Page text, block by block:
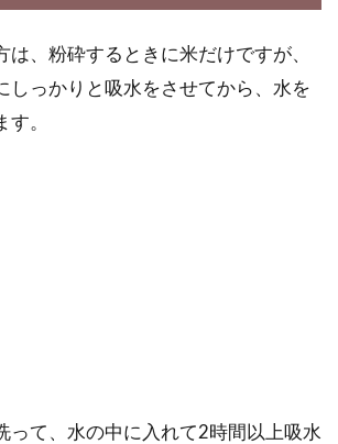
は、粉砕するときに米だけですが、
しっかりと吸水をさせてから、水を
。
て、水の中に入れて2時間以上吸水